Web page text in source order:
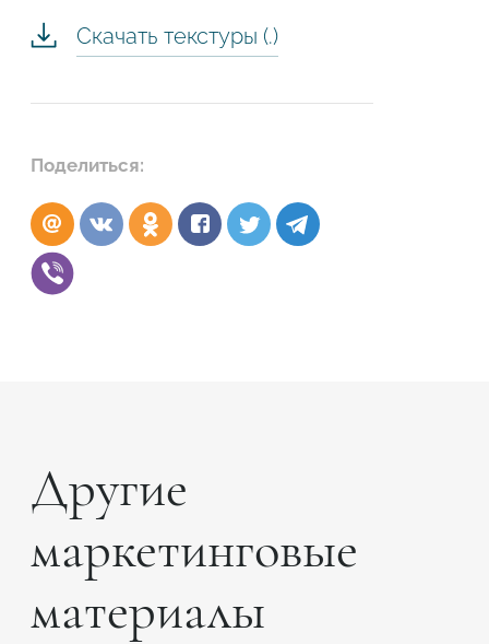
Скачать текстуры (.)
Поделиться:
Другие
маркетинговые
материалы
Подтвердите, что вы не робот
ОТПРАВИТЬ